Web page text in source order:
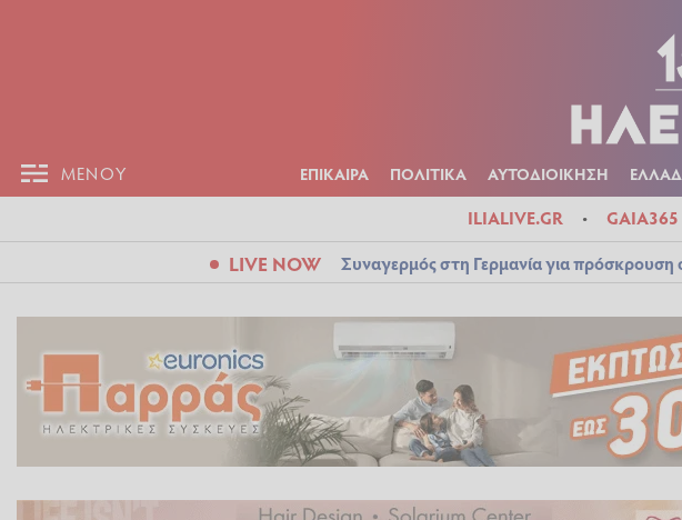
ΜΕΝΟΥ ΕΠΙΚΑΙΡΑ ΠΟΛΙΤΙΚΑ ΑΥΤΟΔΙΟΙΚΗΣΗ
ILIALIVE.GR GAIA365
LIVE NOW Συναγερμός στη Γερμανία για